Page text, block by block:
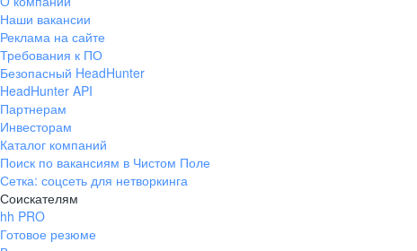
Наши вакансии
Реклама на сайте
Требования к ПО
Безопасный HeadHunter
HeadHunter API
Партнерам
Инвесторам
Каталог компаний
Поиск по вакансиям в Чистом Поле
Сетка: соцсеть для нетворкинга
Соискателям
hh PRO
Готовое резюме